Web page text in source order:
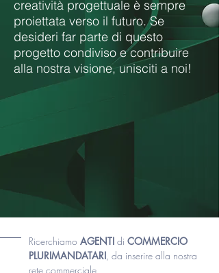
creatività progettuale è sempre
proiettata verso il futuro. Se
desideri far parte di questo
progetto condiviso e contribuire
alla nostra visione, unisciti a noi!
Ricerchiamo AGENTI di COMMERCIO
PLURIMANDATARI, da inserire alla nostra
rete commerciale.